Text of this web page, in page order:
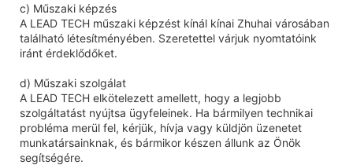
c) Műszaki képzés
A LEAD TECH műszaki képzést kínál kínai Zhuhai városában
található létesítményében. Szeretettel várjuk nyomtatóink
iránt érdeklődőket.
d) Műszaki szolgálat
A LEAD TECH elkötelezett amellett, hogy a legjobb
szolgáltatást nyújtsa ügyfeleinek. Ha bármilyen technikai
probléma merül fel, kérjük, hívja vagy küldjön üzenetet
munkatársainknak, és bármikor készen állunk az Önök
segítségére.